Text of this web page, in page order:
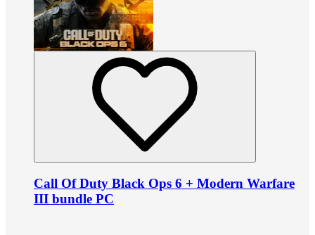
Call Of Duty Black Ops 6 + Modern Warfare
III bundle PC